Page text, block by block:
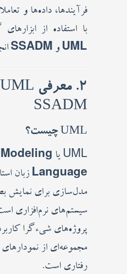
فرآیندها، داده‌ها و
با استفاده از ابزارهای
UML و SSADM
SSADM
UML چیست؟
UML یا
Language زبان
مدل‌سازی برای نمایش
پروژه‌های شی‌ءگرا
مجموعه‌ای از
رفتاری است.